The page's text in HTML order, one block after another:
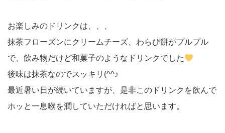
お楽しみのドリンクは、、、
抹茶フローズンにクリームチーズ、わらび餅がプルプル
で、飲み物だけど和菓子のようなドリンクでした
後味は抹茶なのでスッキリ(^^♪
最近暑い日が続いていますが、是非このドリンクを飲んで
ホッと一息喉を潤していただければと思います。